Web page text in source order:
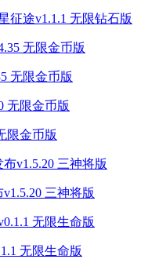
征途v1.1.1 无限钻石版
无限金币版
限金币版
三神将版
无限生命版